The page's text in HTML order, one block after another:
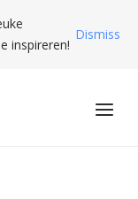
inspireren!
Dismiss
Menu